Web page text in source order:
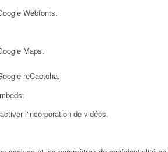
Webfonts.
Maps.
reCaptcha.
l'incorporation de vidéos.